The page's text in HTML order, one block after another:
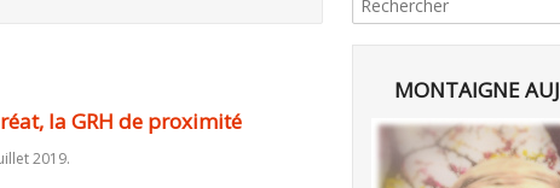
la GRH de proximité
2019.
MONTAIGNE